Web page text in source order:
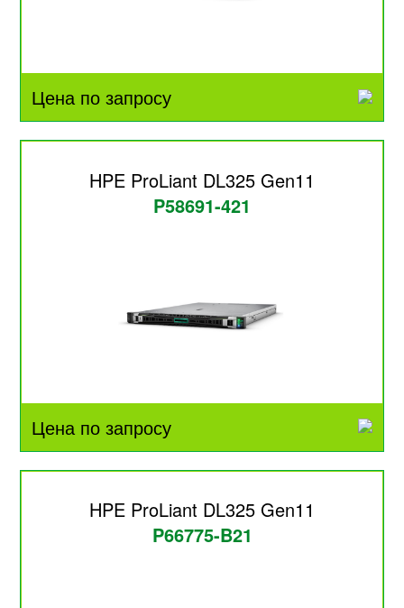
Цена по запросу
HPE ProLiant DL325 Gen11
P58691-421
Цена по запросу
HPE ProLiant DL325 Gen11
P66775-B21